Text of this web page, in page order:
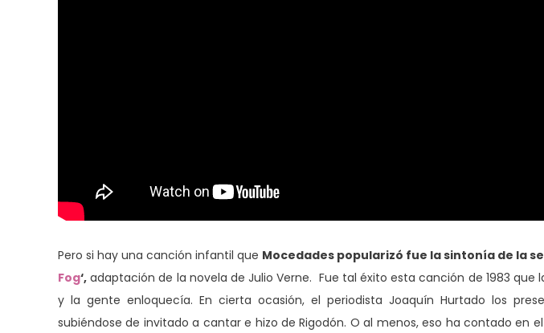
Pero si hay una canción infantil que Mocedades popularizó fue la sintonía de la
Fog‘, adaptación de la novela de Julio Verne. Fue tal éxito esta canción de 1983
y la gente enloquecía. En cierta ocasión, el periodista Joaquín Hurtado los
subiéndose de invitado a cantar e hizo de Rigodón. O al menos, eso ha contado en